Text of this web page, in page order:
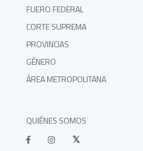
FUERO FEDERAL
CORTE SUPREMA
PROVINCIAS
GÉNERO
ÁREA METROPOLITANA
QUIÉNES SOMOS